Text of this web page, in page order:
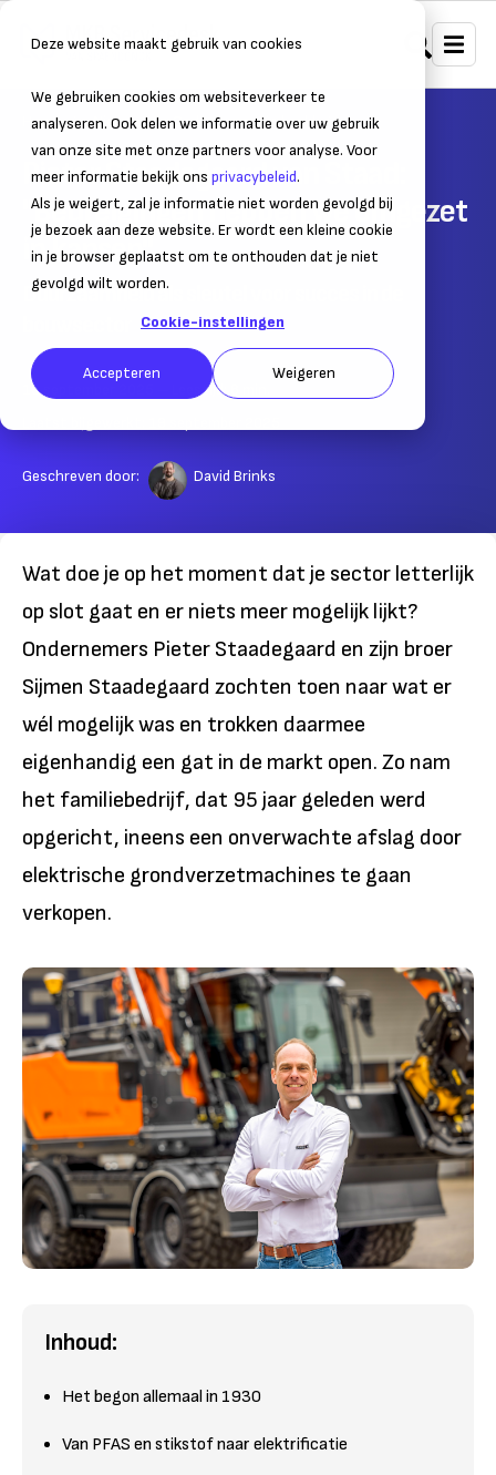
Deze website maakt gebruik van cookies
We gebruiken cookies om websiteverkeer te
analyseren. Ook delen we informatie over uw gebruik
van onze site met onze partners voor analyse. Voor
meer informatie bekijk ons privacybeleid.
Als je weigert, zal je informatie niet worden gevolgd bij
je bezoek aan deze website. Er wordt een kleine cookie
in je browser geplaatst om te onthouden dat je niet
gevolgd wilt worden.
Cookie-instellingen
Accepteren Weigeren
Home Nieuws Ondernemers in beeld
Pieter Staadegaard van Staad:
"Bedreigingen hebben we omgezet
in kansen"
Duurzaamheid als sleutel voor succes in de
19 september 2025 – Leestijd:
Geschreven door: David Brinks
Wat doe je op het moment dat je sector letterlijk
op slot gaat en er niets meer mogelijk lijkt?
Ondernemers Pieter Staadegaard en zijn broer
Sijmen Staadegaard zochten toen naar wat er
wél mogelijk was en trokken daarmee
eigenhandig een gat in de markt open. Zo nam
het familiebedrijf, dat 95 jaar geleden werd
opgericht, ineens een onverwachte afslag door
elektrische grondverzetmachines te gaan
verkopen.
Inhoud:
Het begon allemaal in 1930
Van PFAS en stikstof naar elektrificatie